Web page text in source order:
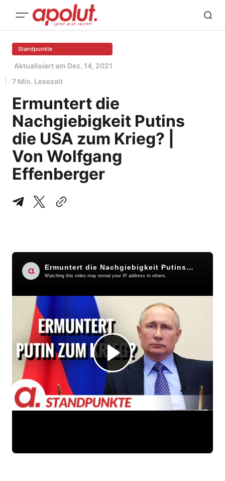
Standpunkte
Aktualisiert am Dez. 14, 2021
7 Min. Lesezeit
Ermuntert die
Nachgiebigkeit Putins
die USA zum Krieg? |
Von Wolfgang
Effenberger